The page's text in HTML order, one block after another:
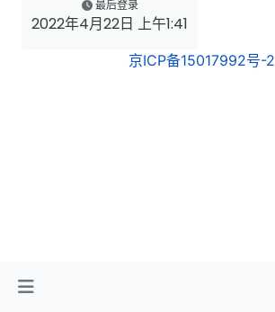
最后登录
2022年4月22日 上午1:41
京ICP备15017992号-2